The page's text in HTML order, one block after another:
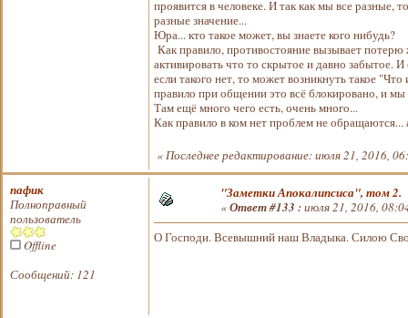
проявится в человеке. И так как мы все разные,
разные значение...
Юра... кто такое может, вы знаете кого нибудь?
Как правило, противостояние вызывает
активировать что то скрытое и давно забытое.
если такого нет, то может возникнуть такое
правило при общении это всё блокировано, и
Там ещё много чего есть, очень много...
Как правило в ком нет проблем не
«Последнее редактирование: июля 21, 2016,
пафик
Полноправный
пользователь
Offline
Сообщений: 121
"Заметки Апокалипсиса", том 2.
«Ответ #133 :июля 21, 2016,
О Господи. Всевышний наш Владыка. Силою